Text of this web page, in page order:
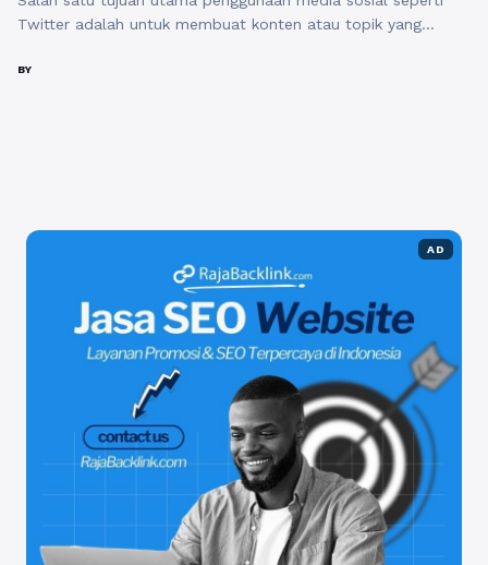
Twitter adalah untuk membuat konten atau topik yang
konten yang menjadi trending topic di Twitter, diperlukan
BY
AD